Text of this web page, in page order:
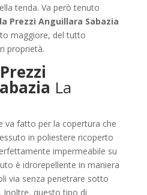
tenda. Va però tenuto
Prezzi Anguillara Sabazia
maggiore, del tutto
proprietà.
La
va fatto per la copertura che
in poliestere ricoperto
impermeabile su
è idrorepellente in maniera
via senza penetrare sotto
Inoltre, questo tipo di